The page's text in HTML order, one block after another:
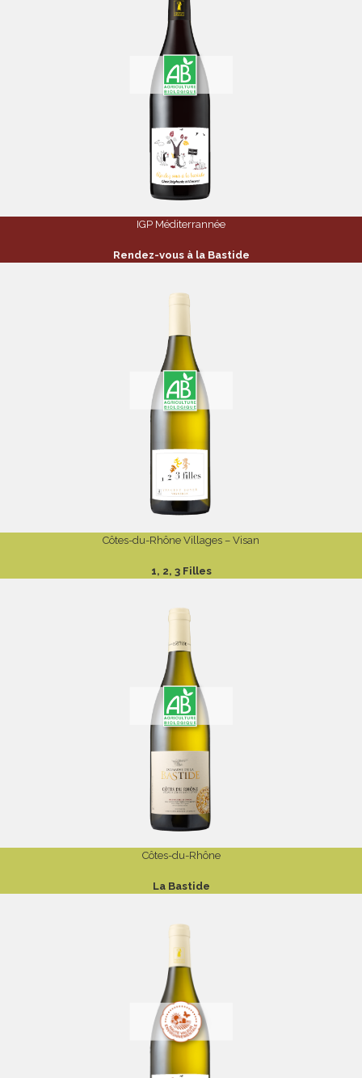
IGP Méditerrannée
Rendez-vous à la Bastide
Côtes-du-Rhône Villages – Visan
1, 2, 3 Filles
Côtes-du-Rhône
La Bastide